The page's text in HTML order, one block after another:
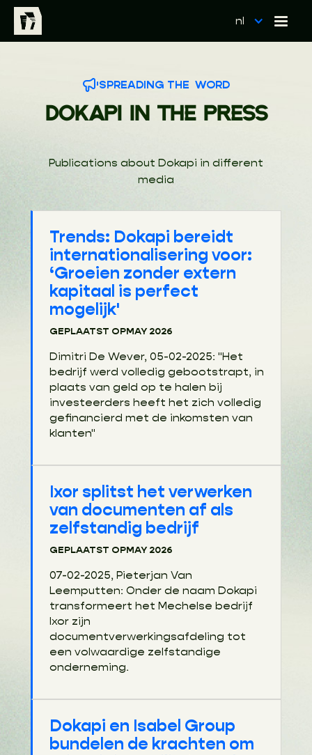
nl
SPREADING THE WORD
DOKAPI IN THE PRESS
Publications about Dokapi in different
media
Trends: Dokapi bereidt
internationalisering voor:
‘Groeien zonder extern
kapitaal is perfect
mogelijk'
GEPLAATST OPMAY 2026
Dimitri De Wever, 05-02-2025: "Het
bedrijf werd volledig gebootstrapt, in
plaats van geld op te halen bij
investeerders heeft het zich volledig
gefinancierd met de inkomsten van
klanten"
Ixor splitst het verwerken
van documenten af als
zelfstandig bedrijf
GEPLAATST OPMAY 2026
07-02-2025, Pieterjan Van
Leemputten: Onder de naam Dokapi
transformeert het Mechelse bedrijf
Ixor zijn
documentverwerkingsafdeling tot
een volwaardige zelfstandige
onderneming.
Dokapi en Isabel Group
bundelen de krachten om